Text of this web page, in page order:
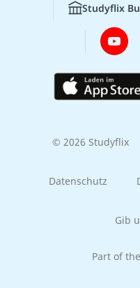
Studyflix
© 2026 Studyflix
Datenschutz
Gib
Part of the